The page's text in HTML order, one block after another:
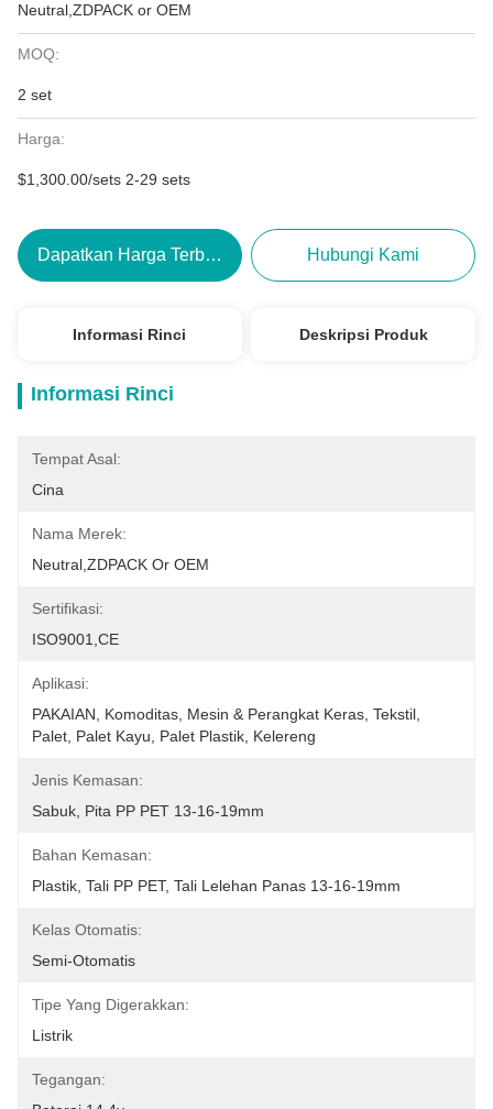
Neutral,ZDPACK or OEM
MOQ:
2 set
Harga:
$1,300.00/sets 2-29 sets
Dapatkan Harga Terbaik Hubungi Kami
Informasi Rinci Deskripsi Produk
Informasi Rinci
Tempat Asal:
Cina
Nama Merek:
Neutral,ZDPACK Or OEM
Sertifikasi:
ISO9001,CE
Aplikasi:
PAKAIAN, Komoditas, Mesin & Perangkat Keras, Tekstil,
Palet, Palet Kayu, Palet Plastik, Kelereng
Jenis Kemasan:
Sabuk, Pita PP PET 13-16-19mm
Bahan Kemasan:
Plastik, Tali PP PET, Tali Lelehan Panas 13-16-19mm
Kelas Otomatis:
Semi-Otomatis
Tipe Yang Digerakkan:
Listrik
Tegangan: